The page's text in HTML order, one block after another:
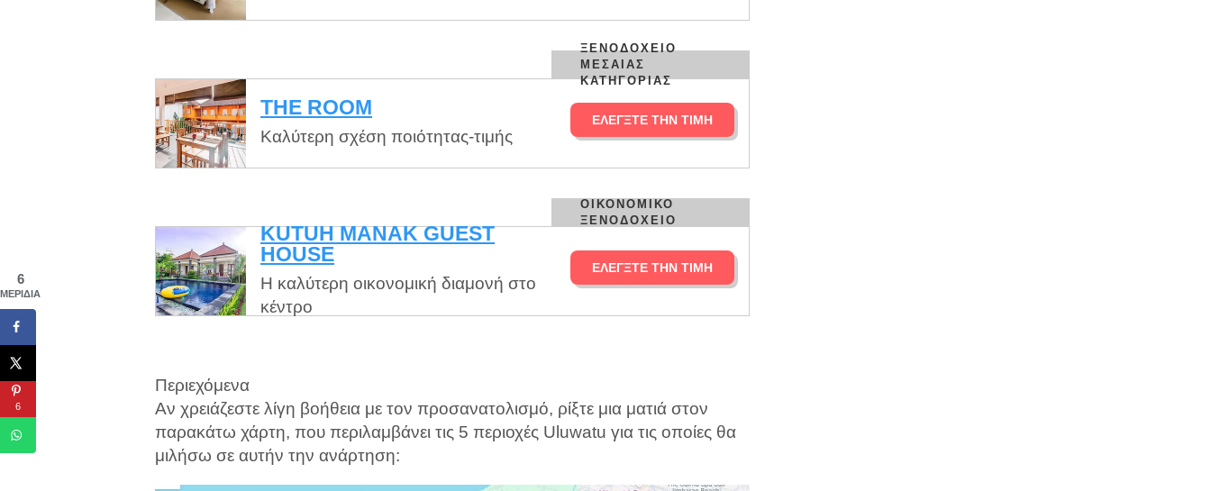
ΞΕΝΟΔΟΧΕΊΟ
ΜΕΣΑΊΑΣ
ΚΑΤΗΓΟΡΊΑΣ
THE ROOM
Καλύτερη σχέση ποιότητας-τιμής
ΕΛΈΓΞΤΕ ΤΗΝ ΤΙΜΉ
ΟΙΚΟΝΟΜΙΚΌ
ΞΕΝΟΔΟΧΕΊΟ
KUTUH MANAK GUEST
HOUSE
Η καλύτερη οικονομική διαμονή στο
κέντρο
ΕΛΈΓΞΤΕ ΤΗΝ ΤΙΜΉ
Περιεχόμενα
Αν χρειάζεστε λίγη βοήθεια με τον προσανατολισμό, ρίξτε μια ματιά στον
παρακάτω χάρτη, που περιλαμβάνει τις 5 περιοχές Uluwatu για τις οποίες θα
μιλήσω σε αυτήν την ανάρτηση:
6
ΜΕΡΊΔΙΑ
6